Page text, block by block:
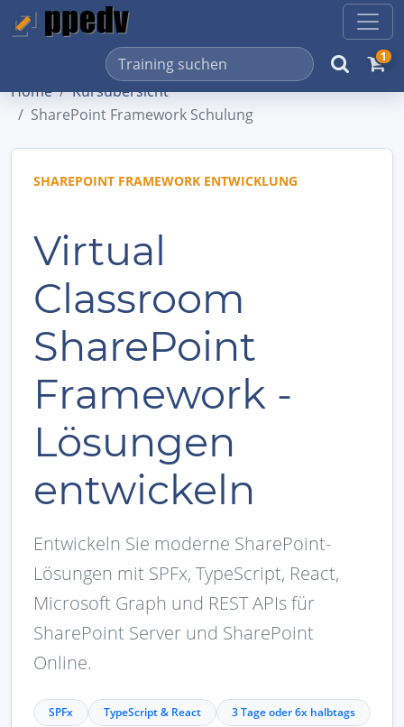
1
Home
Kursübersicht
SharePoint Framework Schulung
SHAREPOINT FRAMEWORK ENTWICKLUNG
Virtual
Classroom
SharePoint
Framework -
Lösungen
entwickeln
Entwickeln Sie moderne SharePoint-
Lösungen mit SPFx, TypeScript, React,
Microsoft Graph und REST APIs für
SharePoint Server und SharePoint
Online.
SPFx TypeScript & React 3 Tage oder 6x halbtags